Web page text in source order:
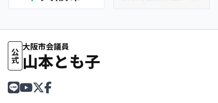
公式
大阪市会議員
山本とも子